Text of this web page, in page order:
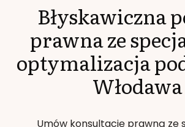
Błyskawiczna
prawna ze
optymalizacja
Włodawa
Umów konsultację prawną ze